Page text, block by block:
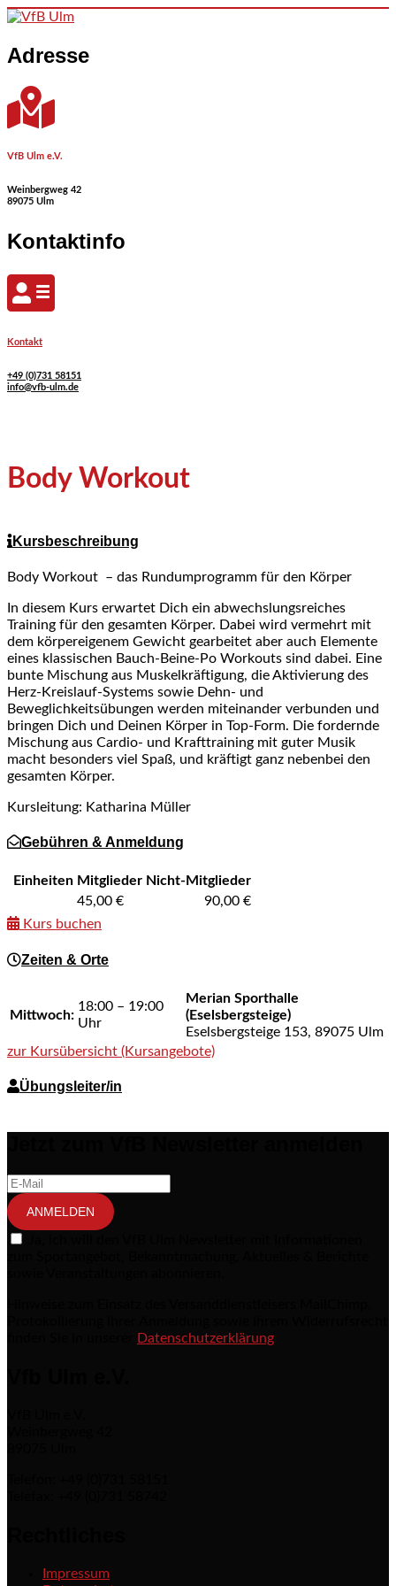
Skip to content
Adresse
VfB Ulm e.V.
Weinbergweg 42
89075 Ulm
Kontaktinfo
Kontakt
+49 (0)731 58151
info@vfb-ulm.de
Body Workout
Kursbeschreibung
Body Workout – das Rundumprogramm für den Körper
In diesem Kurs erwartet Dich ein abwechslungsreiches
Training für den gesamten Körper. Dabei wird vermehrt mit
dem körpereigenem Gewicht gearbeitet aber auch Elemente
eines klassischen Bauch-Beine-Po Workouts sind dabei. Eine
bunte Mischung aus Muskelkräftigung, die Aktivierung des
Herz-Kreislauf-Systems sowie Dehn- und
Beweglichkeitsübungen werden miteinander verbunden und
bringen Dich und Deinen Körper in Top-Form. Die fordernde
Mischung aus Cardio- und Krafttraining mit guter Musik
macht besonders viel Spaß, und kräftigt ganz nebenbei den
gesamten Körper.
Kursleitung: Katharina Müller
Gebühren & Anmeldung
Einheiten Mitglieder Nicht-Mitglieder
45,00 €
90,00 €
Kurs buchen
Zeiten & Orte
Mittwoch:
18:00 – 19:00
Uhr
Merian Sporthalle
(Eselsbergsteige)
Eselsbergsteige 153, 89075 Ulm
zur Kursübersicht (Kursangebote)
Übungsleiter/in
ANMELDEN
Datenschutzerklärung
Impressum